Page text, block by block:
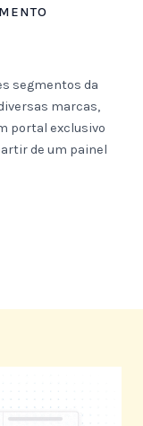
segmentos da
marcas,
portal exclusivo
de um painel